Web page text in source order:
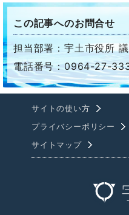
この記事へのお問合せ
担当部署：宇土市役所
電話番号：0964-27-
サイトの使い方
プライバシーポリシー
サイトマップ